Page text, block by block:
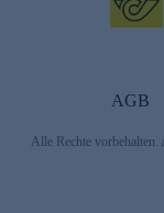
AGB
Alle Rechte